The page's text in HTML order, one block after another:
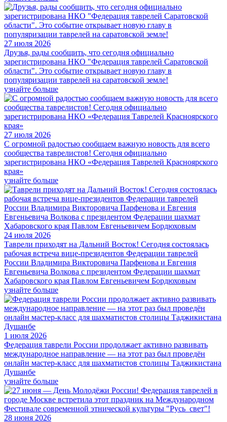
27 июля 2026
Друзья, рады сообщить, что сегодня официально
зарегистрирована НКО "Федерация таврелей Саратовской
области". Это событие открывает новую главу в
популяризации таврелей на саратовской земле!
узнайте больше
27 июля 2026
С огромной радостью сообщаем важную новость для всего
сообщества таврелистов! Сегодня официально
зарегистрирована НКО «Федерация Таврелей Красноярского
края»
узнайте больше
24 июля 2026
Таврели приходят на Дальний Восток! Сегодня состоялась
рабочая встреча вице-президентов Федерации таврелей
России Владимира Викторовича Парфенова и Евгения
Евгеньевича Волкова с президентом Федерации шахмат
Хабаровского края Павлом Евгеньевичем Бордюховым
узнайте больше
1 июля 2026
Федерация таврели России продолжает активно развивать
международное направление — на этот раз был проведён
онлайн мастер-класс для шахматистов столицы Таджикистана
Душанбе
узнайте больше
28 июня 2026